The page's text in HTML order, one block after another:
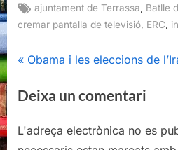
Tags:
ajuntament de Terrassa Batlle
cremar pantalla de televisió, ERC,
Navegació
d'entrades
P
e
i
Obama i les eleccions de
Deixa un comentari
L'adreça electrònica no es